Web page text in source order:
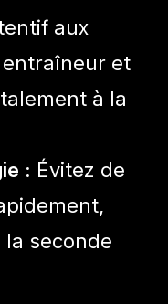
aux
et
à la
: Évitez de
seconde